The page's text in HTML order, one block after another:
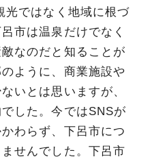
ではなく地域に根づ
市は温泉だけでなく
なのだと知ることが
ように、商業施設や
いとは思いますが、
した。今ではSNSが
わらず、下呂市につ
せんでした。下呂市